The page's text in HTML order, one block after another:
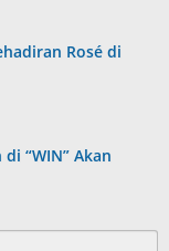
Rosé di
“WIN” Akan